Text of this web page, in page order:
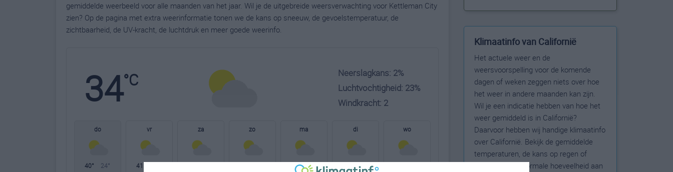
gemiddelde weerbeeld voor alle maanden van het jaar. Wil je de uitgebreide weersverwachting voor Kettleman City
zien? Op de pagina met extra weerinformatie tonen we de kans op sneeuw, de gevoelstemperatuur, de
zichtbaarheid, de UV-kracht, de luchtdruk en meer goede weerinfo.
34°C
Neerslagkans: 2%
Luchtvochtigheid: 23%
Windkracht: 2
do
40° 24°
vr
41°
za zo ma
42° 25°
di
24°
wo
Klimaatinfo van Californië
Het actuele weer en de
weersvoorspelling voor de komende
dagen of weken zeggen niets over hoe
het weer in andere maanden kan zijn.
Wil je een indicatie hebben van hoe het
weer gemiddeld is in Californië?
Daarvoor hebben wij handige klimaatinfo
over Californië. Bekijk de gemiddelde
temperaturen, de kans op regen of
sneeuw en de normale hoeveelheid aan